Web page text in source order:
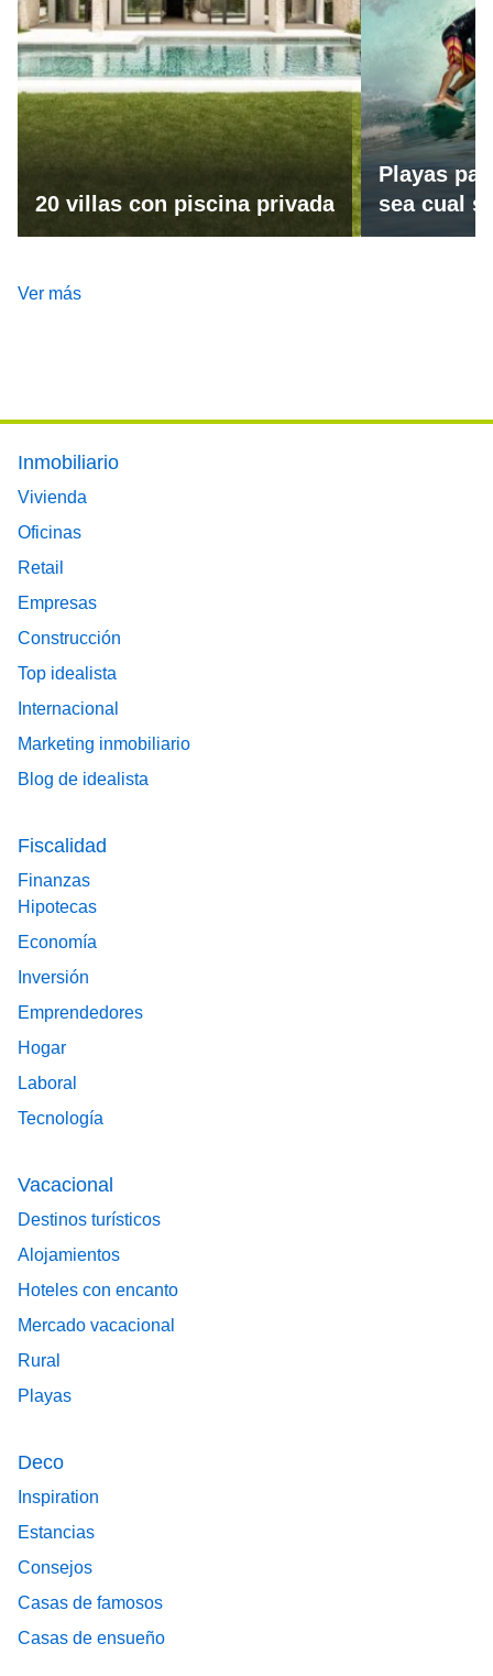
20 villas con piscina privada
Playas
sea cual
Ver más
Footer main menu
Inmobiliario
Vivienda
Oficinas
Retail
Empresas
Construcción
Top idealista
Internacional
Marketing inmobiliario
Blog de idealista
Fiscalidad
Finanzas
Hipotecas
Economía
Inversión
Emprendedores
Hogar
Laboral
Tecnología
Vacacional
Destinos turísticos
Alojamientos
Hoteles con encanto
Mercado vacacional
Rural
Playas
Deco
Inspiration
Estancias
Consejos
Casas de famosos
Casas de ensueño